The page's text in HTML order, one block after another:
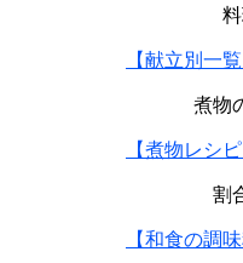
【献立別一
煮物
【煮物レシ
割
【和食の調